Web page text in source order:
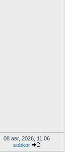
08 авг, 2026, 11:06
sobkor